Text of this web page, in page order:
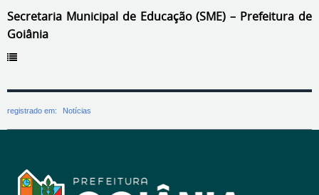
Secretaria Municipal de Educação (SME) – Prefeitura de
Goiânia
registrado em: Notícias